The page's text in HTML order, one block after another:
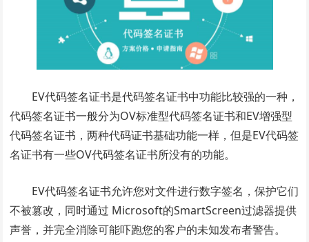
EV代码签名证书是代码签名证书中功能比较强的一种，
代码签名证书一般分为OV标准型代码签名证书和EV增强型
代码签名证书，两种代码证书基础功能一样，但是EV代码签
名证书有一些OV代码签名证书所没有的功能。
EV代码签名证书允许您对文件进行数字签名，保护它们
不被篡改，同时通过 Microsoft的SmartScreen过滤器提供
声誉，并完全消除可能吓跑您的客户的未知发布者警告。